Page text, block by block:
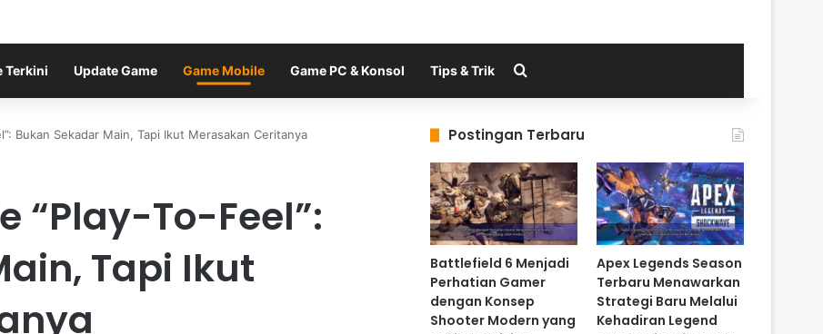
Terkini Update Game Game Mobile Game PC & Konsol Tips & Trik
Bukan Sekadar Main, Tapi Ikut Merasakan Ceritanya
“Play-To-Feel”:
Tapi Ikut
Postingan Terbaru
Battlefield 6 Menjadi
Perhatian Gamer
dengan Konsep
Shooter Modern yang
Apex Legends Season
Terbaru Menawarkan
Strategi Baru Melalui
Kehadiran Legend